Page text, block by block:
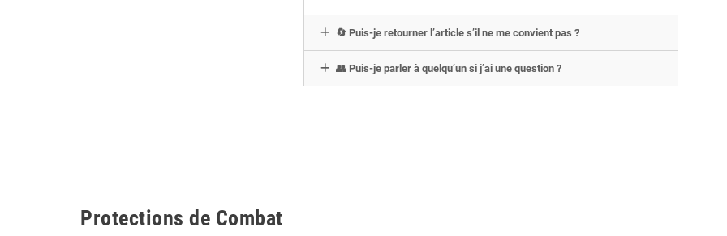
🔄 Puis-je retourner l’article s’il ne me convient pas ?
👥 Puis-je parler à quelqu’un si j’ai une question ?
Protections de Combat